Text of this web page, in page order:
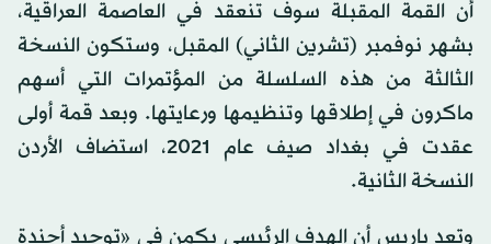
أن القمة المقبلة سوف تنعقد في العاصمة العراقية،
بشهر نوفمبر (تشرين الثاني) المقبل، وستكون النسخة
الثالثة من هذه السلسلة من المؤتمرات التي أسهم
ماكرون في إطلاقها وتنظيمها ورعايتها. وبعد قمة أولى
عقدت في بغداد صيف عام 2021، استضاف الأردن
النسخة الثانية.
وتعد باريس أن الهدف الرئيسي يكمن في «توحيد أجندة